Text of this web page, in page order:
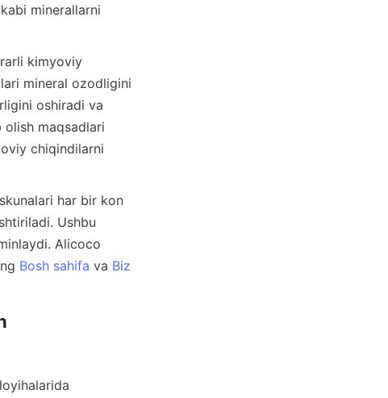
minerallarni
mineral ozodligini
oshiradi va
maqsadlari
chiqindilarni
har bir kon
Ushbu
Alicoco
Bosh sahifa va Biz